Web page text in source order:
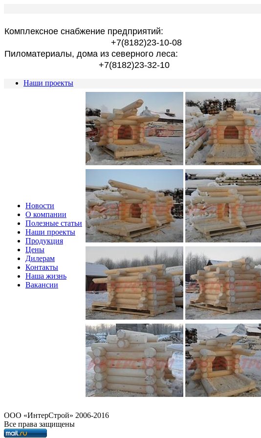
Комплексное снабжение предприятий:
+7(8182)23-10-08
Пиломатериалы, дома из северного леса:
+7(8182)23-32-10
Наши проекты
Новости
О компании
Полезные статьи
Наши проекты
Продукция
Цены
Дилерам
Контакты
Наша жизнь
Вакансии
OOO «ИнтерСтрой» 2006-2016
Все права защищены